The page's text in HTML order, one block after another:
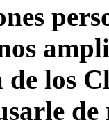
de los